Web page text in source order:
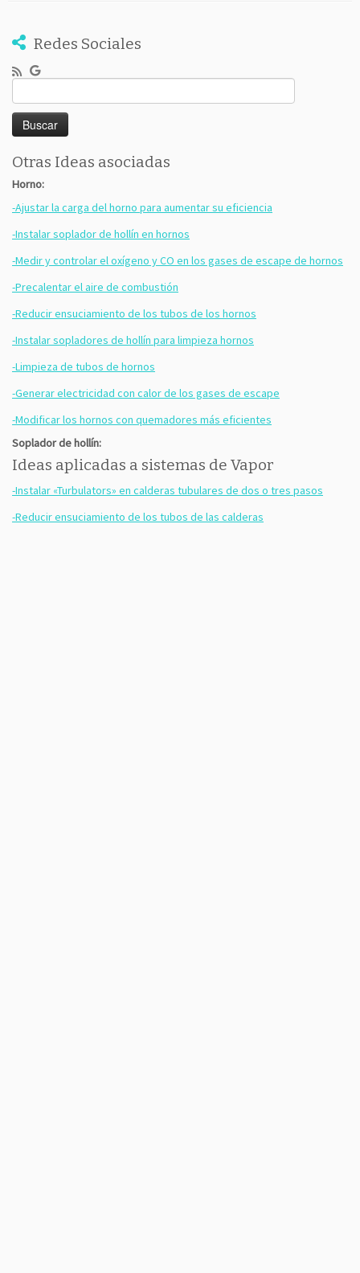
Redes Sociales
Otras Ideas asociadas
Horno:
-Ajustar la carga del horno para aumentar su eficiencia
-Instalar soplador de hollín en hornos
-Medir y controlar el oxígeno y CO en los gases de escape de hornos
-Precalentar el aire de combustión
-Reducir ensuciamiento de los tubos de los hornos
-Instalar sopladores de hollín para limpieza hornos
-Limpieza de tubos de hornos
-Generar electricidad con calor de los gases de escape
-Modificar los hornos con quemadores más eficientes
Soplador de hollín:
Ideas aplicadas a sistemas de Vapor
-Instalar «Turbulators» en calderas tubulares de dos o tres pasos
-Reducir ensuciamiento de los tubos de las calderas